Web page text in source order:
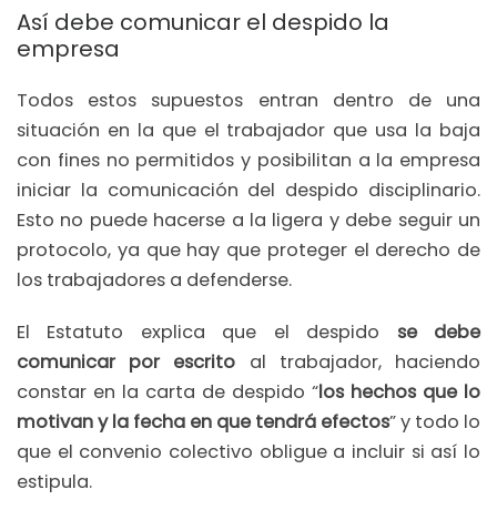
Así debe comunicar el despido la
empresa
Todos estos supuestos entran dentro de una
situación en la que el trabajador que usa la baja
con fines no permitidos y posibilitan a la empresa
iniciar la comunicación del despido disciplinario.
Esto no puede hacerse a la ligera y debe seguir un
protocolo, ya que hay que proteger el derecho de
los trabajadores a defenderse.
El Estatuto explica que el despido se debe
comunicar por escrito al trabajador, haciendo
constar en la carta de despido “los hechos que lo
motivan y la fecha en que tendrá efectos” y todo lo
que el convenio colectivo obligue a incluir si así lo
estipula.